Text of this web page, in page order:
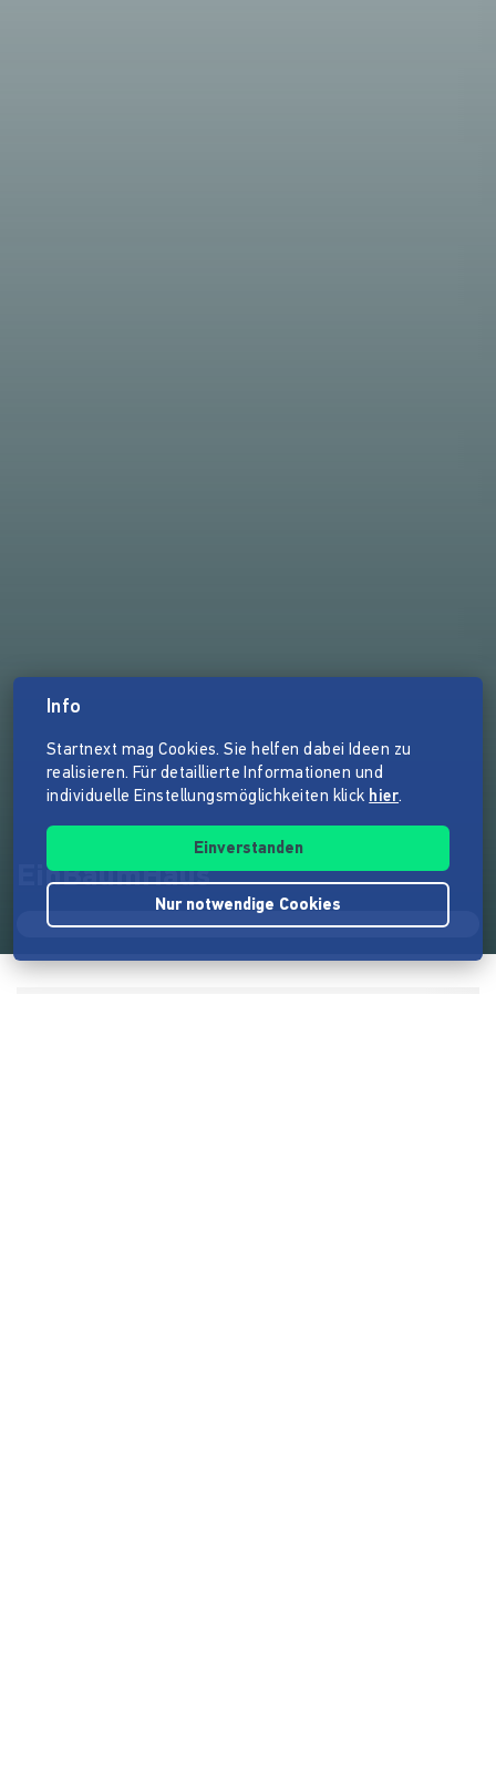
EinBaumHaus
Info
Startnext mag Cookies. Sie helfen dabei Ideen zu
realisieren. Für detaillierte Informationen und
individuelle Einstellungsmöglichkeiten klick hier.
Einverstanden
Nur notwendige Cookies